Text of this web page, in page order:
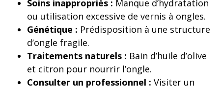
Soins inappropriés : Manque d’hydratation
ou utilisation excessive de vernis à ongles.
Génétique : Prédisposition à une structure
d’ongle fragile.
Traitements naturels : Bain d’huile d’olive
et citron pour nourrir l’ongle.
Consulter un professionnel : Visiter un